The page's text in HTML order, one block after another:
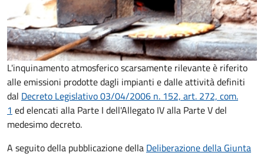
L'inquinamento atmosferico scarsamente rilevante è riferito
alle emissioni prodotte dagli impianti e dalle attività definiti
dal Decreto Legislativo 03/04/2006 n. 152, art. 272, com.
1 ed elencati alla Parte I dell'Allegato IV alla Parte V del
medesimo decreto.
A seguito della pubblicazione della Deliberazione della Giunta